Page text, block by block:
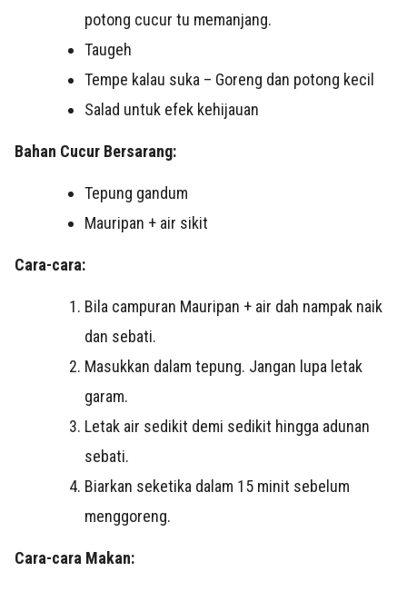
potong cucur tu memanjang.
Taugeh
Tempe kalau suka – Goreng dan potong kecil
Salad untuk efek kehijauan
Bahan Cucur Bersarang:
Tepung gandum
Mauripan + air sikit
Cara-cara:
Bila campuran Mauripan + air dah nampak naik
dan sebati.
Masukkan dalam tepung. Jangan lupa letak
garam.
Letak air sedikit demi sedikit hingga adunan
sebati.
Biarkan seketika dalam 15 minit sebelum
menggoreng.
Cara-cara Makan: